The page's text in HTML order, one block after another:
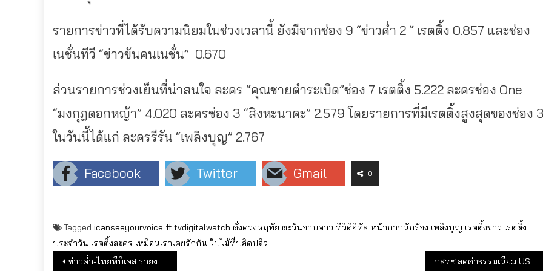
รายการข่าวที่ได้รับความนิยมในช่วงเวลานี้ ยังมีจากช่อง 9 “ข่าวค่ำ 2 “ เรตติ้ง 0.857 และช่อง
เนชั่นทีวี “ข่าวข้นคนเนชั่น” 0.670
ส่วนรายการช่วงเย็นที่น่าสนใจ ละคร “คุณชายตำระเบิด”ช่อง 7 เรตติ้ง 5.222 ละครช่อง One
“มงกุฎดอกหญ้า” 4.020 ละครช่อง 3 “สิงหะนาคะ” 2.579 โดยรายการที่มีเรตติ้งสูงสุดของช่อง
ในวันนี้ได้แก่ ละครรีรัน “เพลิงบุญ” 2.767
Facebook Twitter Gmail 0
Tagged icanseeyourvoice # tvdigitalwatch ดั่งดวงหฤทัย ตะวันอาบดาว ทีวีดิจิทัล หน้ากากนักร้อง เพลิงบุญ เรตติ้งข่าว เรตติ้ง
ประจำวัน เรตติ้งละคร เหมือนเราเคยรักกัน ใบไม้ที่ปลิดปลิว
แนะแนวเรื่อง
ข่าวค่ำ-ไทยพีบีเอส รายงานข่าวจากที่บ้าน Live from Home กสทช.ลดค่าธรรมเนียม USO ช่วยลดต้นทุนทีวีดิจิทัล รับมือโควิด -19